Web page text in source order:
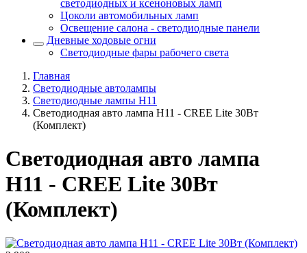
светодиодных и ксеноновых ламп
Цоколи автомобильных ламп
Освещение салона - светодиодные панели
Дневные ходовые огни
Светодиодные фары рабочего света
Главная
Светодиодные автолампы
Светодиодные лампы H11
Светодиодная авто лампа H11 - CREE Lite 30Вт
(Комплект)
Светодиодная авто лампа
H11 - CREE Lite 30Вт
(Комплект)